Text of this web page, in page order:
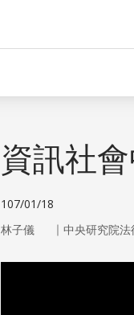
資訊社
107/01/18
林子儀 ｜ 中央研究院